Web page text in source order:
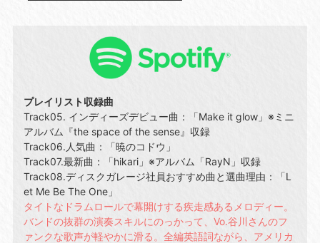
プレイリスト収録曲
Track05. インディーズデビュー曲：「Make it glow」※ミニ
アルバム『the space of the sense』収録
Track06.人気曲：「暁のコドウ」
Track07.最新曲：「hikari」※アルバム「RayN」収録
Track08.ディスクガレージ社員おすすめ曲と選曲理由：「L
et Me Be The One」
タイトなドラムロールで幕開けする疾走感あるメロディー。
バンドの抜群の演奏スキルにのっかって、Vo.谷川さんのフ
ァンクな歌声が軽やかに滑る。全編英語詞ながら、アメリカ